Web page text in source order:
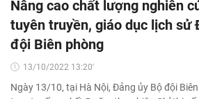
Nâng cao chất lượng nghiên
tuyên truyền, giáo dục lịch sử
đội Biên phòng
13/10/2022 13:20'
Ngày 13/10, tại Hà Nội, Đảng ủy Bộ đội